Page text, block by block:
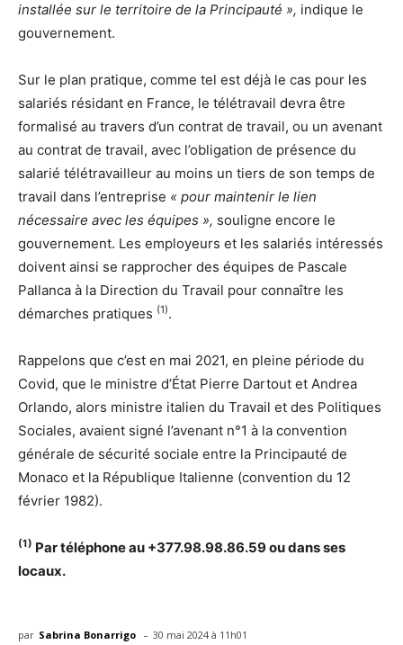
installée sur le territoire de la Principauté », indique le
gouvernement.
Sur le plan pratique, comme tel est déjà le cas pour les
salariés résidant en France, le télétravail devra être
formalisé au travers d’un contrat de travail, ou un avenant
au contrat de travail, avec l’obligation de présence du
salarié télétravailleur au moins un tiers de son temps de
travail dans l’entreprise « pour maintenir le lien
nécessaire avec les équipes », souligne encore le
gouvernement. Les employeurs et les salariés intéressés
doivent ainsi se rapprocher des équipes de Pascale
Pallanca à la Direction du Travail pour connaître les
démarches pratiques (1).
Rappelons que c’est en mai 2021, en pleine période du
Covid, que le ministre d’État Pierre Dartout et Andrea
Orlando, alors ministre italien du Travail et des Politiques
Sociales, avaient signé l’avenant n°1 à la convention
générale de sécurité sociale entre la Principauté de
Monaco et la République Italienne (convention du 12
février 1982).
(1) Par téléphone au +377.98.98.86.59 ou dans ses
locaux.
par Sabrina Bonarrigo - 30 mai 2024 à 11h01